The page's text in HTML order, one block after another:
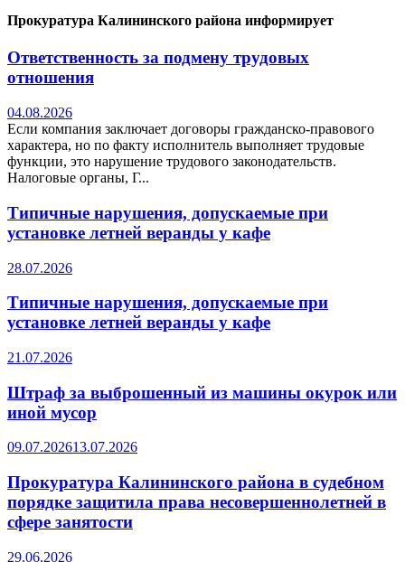
Прокуратура Калининского района информирует
Ответственность за подмену трудовых
отношения
04.08.2026
Если компания заключает договоры гражданско-правового
характера, но по факту исполнитель выполняет трудовые
функции, это нарушение трудового законодательств.
Налоговые органы, Г...
Типичные нарушения, допускаемые при
установке летней веранды у кафе
28.07.2026
Типичные нарушения, допускаемые при
установке летней веранды у кафе
21.07.2026
Штраф за выброшенный из машины окурок или
иной мусор
09.07.202613.07.2026
Прокуратура Калининского района в судебном
порядке защитила права несовершеннолетней в
сфере занятости
29.06.2026